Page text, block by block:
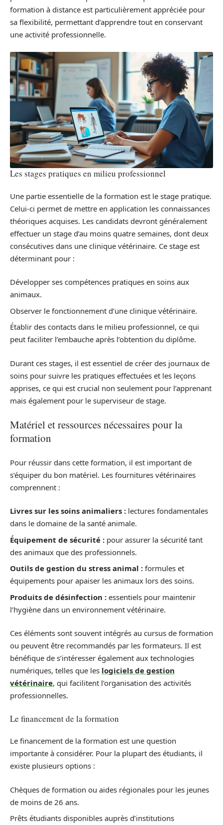
formation à distance est particulièrement appréciée pour
sa flexibilité, permettant d’apprendre tout en conservant
une activité professionnelle.
Les stages pratiques en milieu professionnel
Une partie essentielle de la formation est le stage pratique.
Celui-ci permet de mettre en application les connaissances
théoriques acquises. Les candidats devront généralement
effectuer un stage d’au moins quatre semaines, dont deux
consécutives dans une clinique vétérinaire. Ce stage est
déterminant pour :
Développer ses compétences pratiques en soins aux
animaux.
Observer le fonctionnement d’une clinique vétérinaire.
Établir des contacts dans le milieu professionnel, ce qui
peut faciliter l’embauche après l’obtention du diplôme.
Durant ces stages, il est essentiel de créer des journaux de
soins pour suivre les pratiques effectuées et les leçons
apprises, ce qui est crucial non seulement pour l’apprenant
mais également pour le superviseur de stage.
Matériel et ressources nécessaires pour la
formation
Pour réussir dans cette formation, il est important de
s’équiper du bon matériel. Les fournitures vétérinaires
comprennent :
Livres sur les soins animaliers : lectures fondamentales
dans le domaine de la santé animale.
Équipement de sécurité : pour assurer la sécurité tant
des animaux que des professionnels.
Outils de gestion du stress animal : formules et
équipements pour apaiser les animaux lors des soins.
Produits de désinfection : essentiels pour maintenir
l’hygiène dans un environnement vétérinaire.
Ces éléments sont souvent intégrés au cursus de formation
ou peuvent être recommandés par les formateurs. Il est
bénéfique de s’intéresser également aux technologies
numériques, telles que les logiciels de gestion
vétérinaire, qui facilitent l’organisation des activités
professionnelles.
Le financement de la formation
Le financement de la formation est une question
importante à considérer. Pour la plupart des étudiants, il
existe plusieurs options :
Chèques de formation ou aides régionales pour les jeunes
de moins de 26 ans.
Prêts étudiants disponibles auprès d’institutions